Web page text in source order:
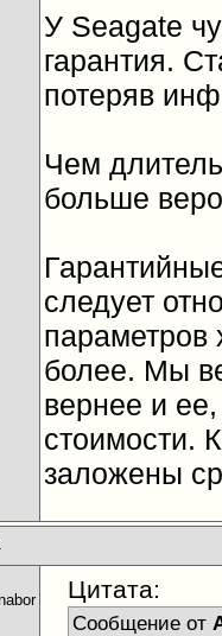
У Seagate
гарантия.
потеряв
Чем
больше
следует
параметров
более. Мы
вернее и
стоимости.
заложены
Цитата:
Сообщение от